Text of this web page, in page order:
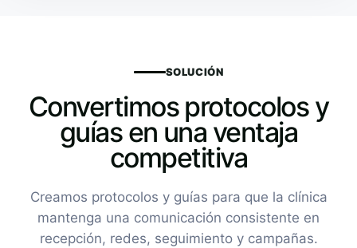
SOLUCIÓN
Convertimos protocolos y
guías en una ventaja
competitiva
Creamos protocolos y guías para que la clínica
mantenga una comunicación consistente en
recepción, redes, seguimiento y campañas.